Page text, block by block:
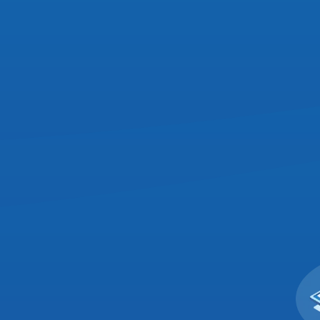
uses cookies to provide content and improve your